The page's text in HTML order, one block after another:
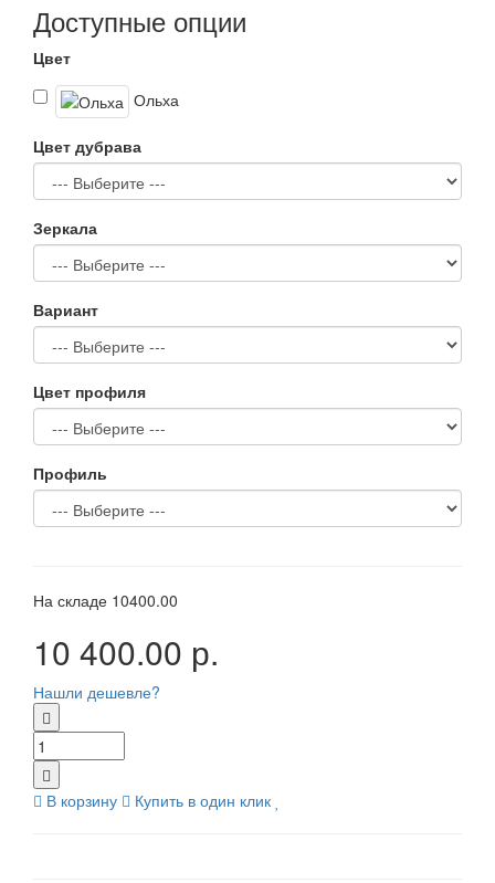
Доступные опции
Цвет
Ольха
Цвет дубрава
Зеркала
Вариант
Цвет профиля
Профиль
На складе 10400.00
10 400.00 р.
Нашли дешевле?
В корзину Купить в один клик